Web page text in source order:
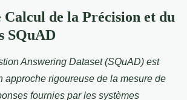
Calcul de la Précision et du
SQuAD
Answering Dataset (SQuAD) est
approche rigoureuse de la mesure de
fournies par les systèmes